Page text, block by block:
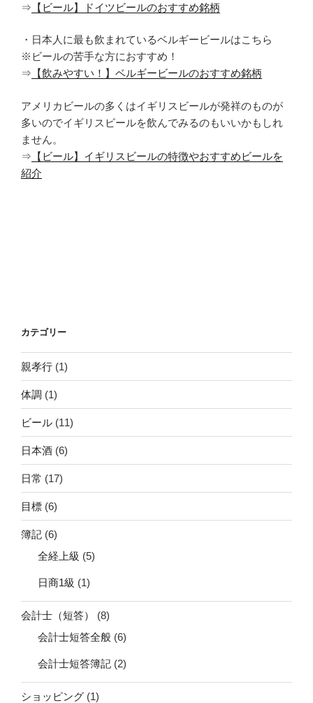
⇒ 【ビール】ドイツビールのおすすめ銘柄
・日本人に最も飲まれているベルギービールはこちら
※ビールの苦手な方におすすめ！
⇒ 【飲みやすい！】ベルギービールのおすすめ銘柄
アメリカビールの多くはイギリスビールが発祥のものが
多いのでイギリスビールを飲んでみるのもいいかもしれ
ません。
⇒ 【ビール】イギリスビールの特徴やおすすめビールを
紹介
カテゴリー
親孝行 (1)
体調 (1)
ビール (11)
日本酒 (6)
日常 (17)
目標 (6)
簿記 (6)
全経上級 (5)
日商1級 (1)
会計士（短答）
(8)
会計士短答全般 (6)
会計士短答簿記 (2)
ショッピング (1)